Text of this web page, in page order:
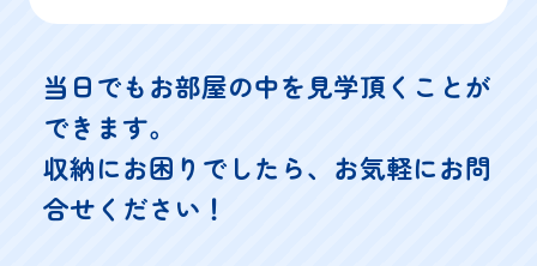
当日でもお部屋の中を見学頂くことが
できます。
収納にお困りでしたら、お気軽にお問
合せください！